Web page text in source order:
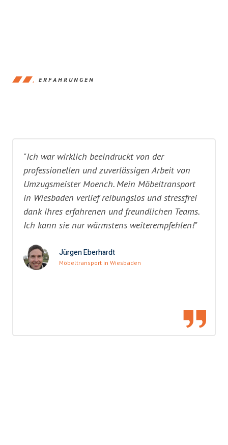
ERFAHRUNGEN
"Ich war wirklich beeindruckt von der
professionellen und zuverlässigen Arbeit von
Umzugsmeister Moench. Mein Möbeltransport
in Wiesbaden verlief reibungslos und stressfrei
dank ihres erfahrenen und freundlichen Teams.
Ich kann sie nur wärmstens weiterempfehlen!"
Jürgen Eberhardt
Möbeltransport in Wiesbaden